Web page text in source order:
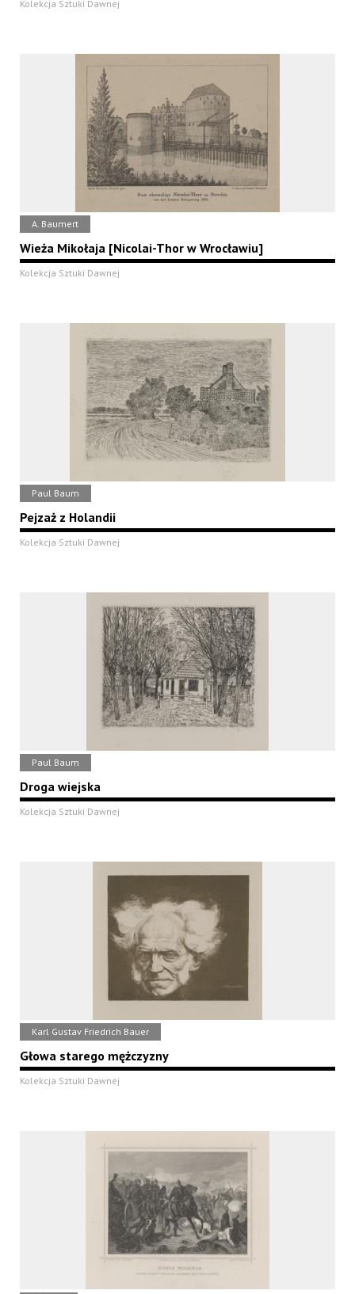
Kolekcja Sztuki Dawnej
A. Baumert
Wieża Mikołaja [Nicolai-Thor w Wrocławiu]
Kolekcja Sztuki Dawnej
Paul Baum
Pejzaż z Holandii
Kolekcja Sztuki Dawnej
Paul Baum
Droga wiejska
Kolekcja Sztuki Dawnej
Karl Gustav Friedrich Bauer
Głowa starego mężczyzny
Kolekcja Sztuki Dawnej